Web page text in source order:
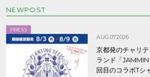
NEWPOST
PRESS
AUG.07.2026
京都発のチャリ
ランド「
回目のコラボTシ